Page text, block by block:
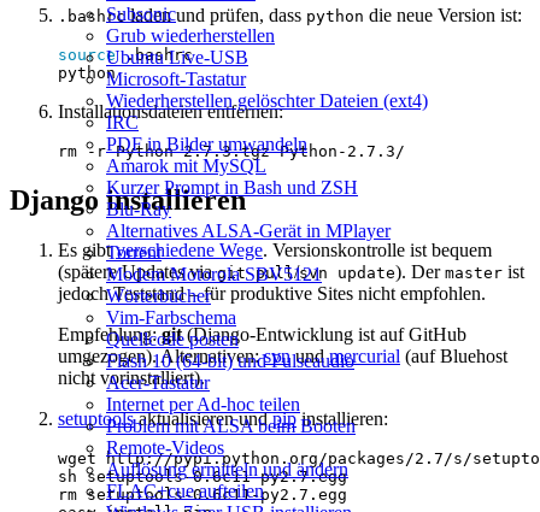
Subsonic
Grub wiederherstellen
Ubuntu Live‑USB
Microsoft‑Tastatur
Wiederherstellen gelöschter Dateien (ext4)
IRC
PDF in Bilder umwandeln
Amarok mit MySQL
Kurzer Prompt in Bash und ZSH
Blu‑Ray
Alternatives ALSA-Gerät in MPlayer
Torrent
Modem Motorola SBV5121
Wörterbücher
Vim-Farbschema
Quellcode posten
Flash 10 (64‑bit) und Pulseaudio
Acer-Tastatur
Internet per Ad-hoc teilen
Problem mit ALSA beim Booten
Remote-Videos
Auflösung ermitteln und ändern
FLAC+cue aufteilen
.bashrcladen und prüfen, dass python die neue Version ist:
source
Installationsdateien entfernen:
Django installieren
Es gibtverschiedene Wege. Versionskontrolle ist bequem
(spätere Updates viagit pull/svn update). Der master ist
jedoch Teststand – für produktive Sites nicht empfohlen.
Empfehlung:git(Django‑Entwicklung ist auf GitHub
umgezogen). Alternativen:svnundmercurial (auf Bluehost
nicht vorinstalliert).
setuptoolsaktualisieren undpipinstallieren: